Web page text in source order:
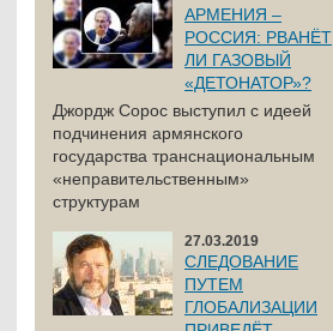
АРМЕНИЯ –
РОССИЯ: РВАНЁТ
ЛИ ГАЗОВЫЙ
«ДЕТОНАТОР»?
Джордж Сорос выступил с идеей
подчинения армянского
государства транснациональным
«неправительственным»
структурам
27.03.2019
СЛЕДОВАНИЕ
ПУТЕМ
ГЛОБАЛИЗАЦИИ